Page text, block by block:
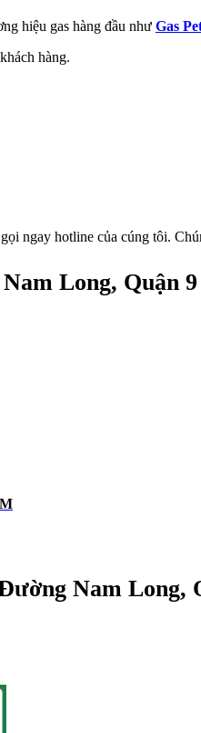
hiệu gas hàng đầu như Gas
hàng.
ngay hotline của cúng tôi.
Long, Quận 9
Nam Long,